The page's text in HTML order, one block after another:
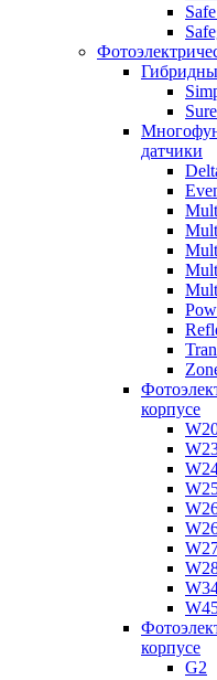
датчики
корпусе
корпусе
G2